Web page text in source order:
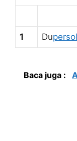
1 Du
Baca juga :